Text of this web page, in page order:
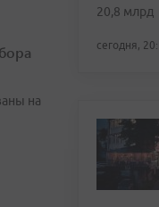
на
20,8 млрд
сегодня,